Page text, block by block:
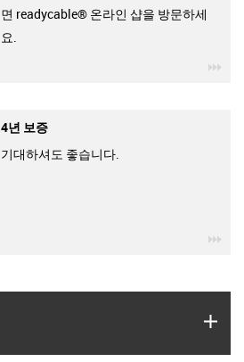
면 readycable® 온라인 샵을 방문하세
요.
4년 보증
기대하셔도 좋습니다.